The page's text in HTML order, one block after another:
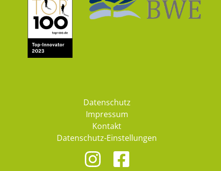
Datenschutz
Impressum
Kontakt
Datenschutz-Einstellungen